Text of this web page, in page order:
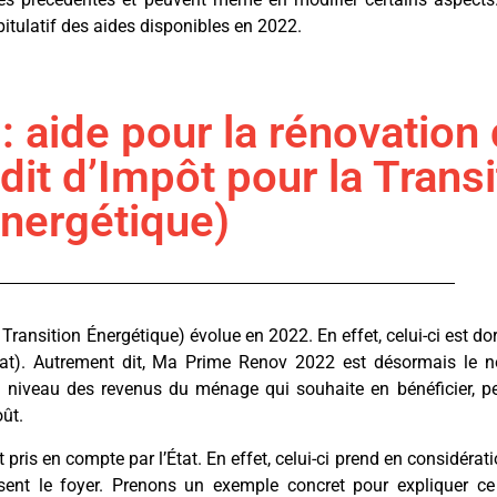
des aides disponibles en 2022.
aide pour la rénovation
d’Impôt pour la
Énergétique) évolue en 2022. En effet, celui-ci est
Autrement dit, Ma Prime Renov 2022 est désormais le
des revenus du ménage qui souhaite en bénéficier,
en compte par l’État. En effet, celui-ci prend en
le foyer. Prenons un exemple concret pour expliquer